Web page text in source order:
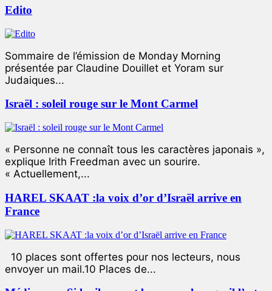
Edito
Sommaire de l’émission de Monday Morning
présentée par Claudine Douillet et Yoram sur
Judaiques...
Israël : soleil rouge sur le Mont Carmel
« Personne ne connaît tous les caractères japonais »,
explique Irith Freedman avec un sourire.
« Actuellement,...
HAREL SKAAT :la voix d’or d’Israël arrive en
France
10 places sont offertes pour nos lecteurs, nous
envoyer un mail.10 Places de...